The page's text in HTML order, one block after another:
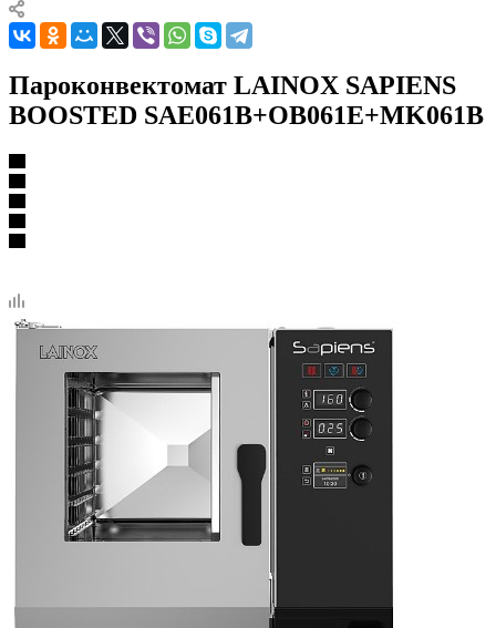
Пароконвектомат LAINOX SAPIENS
BOOSTED SAE061B+OB061E+MK061B